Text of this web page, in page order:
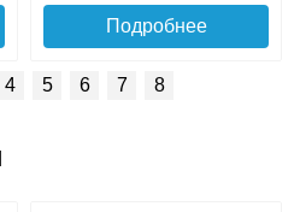
Подробнее
4 5 6 7 8